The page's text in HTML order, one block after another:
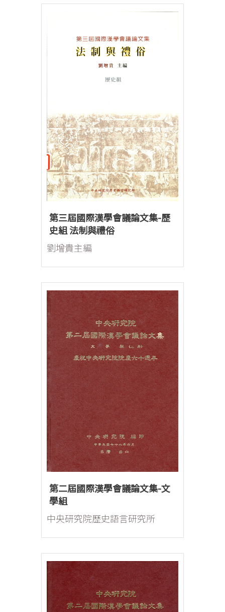
第三屆國際漢學會議論文集-歷
史組 法制與禮俗
劉增貴主編
第二屆國際漢學會議論文集-文
學組
中央研究院歷史語言研究所